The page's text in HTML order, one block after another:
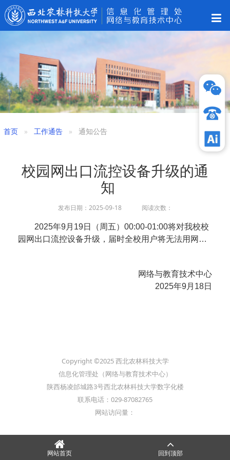
首页 工作通告 通知公告
校园网出口流控设备升级的通
知
发布日期：2025-09-18 阅读次数：
2025年9月19日（周五）00:00-01:00将对我校校
园网出口流控设备升级 ，届时全校用户将无法用网。
网络与教育技术中心
2025年9月18日
Copyright ©2025 西北农林科技大学
信息化管理处（网络与教育技术中心）
陕西杨凌邰城路3号西北农林科技大学数字化楼
联系电话：029-87082765
网站访问量：
网站首页 回到顶部